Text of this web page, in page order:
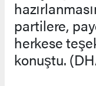
partilere,
herkese
konuştu.